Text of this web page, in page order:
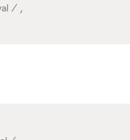
/ ,